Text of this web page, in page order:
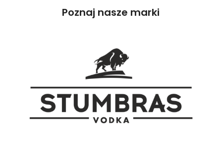
Poznaj nasze marki